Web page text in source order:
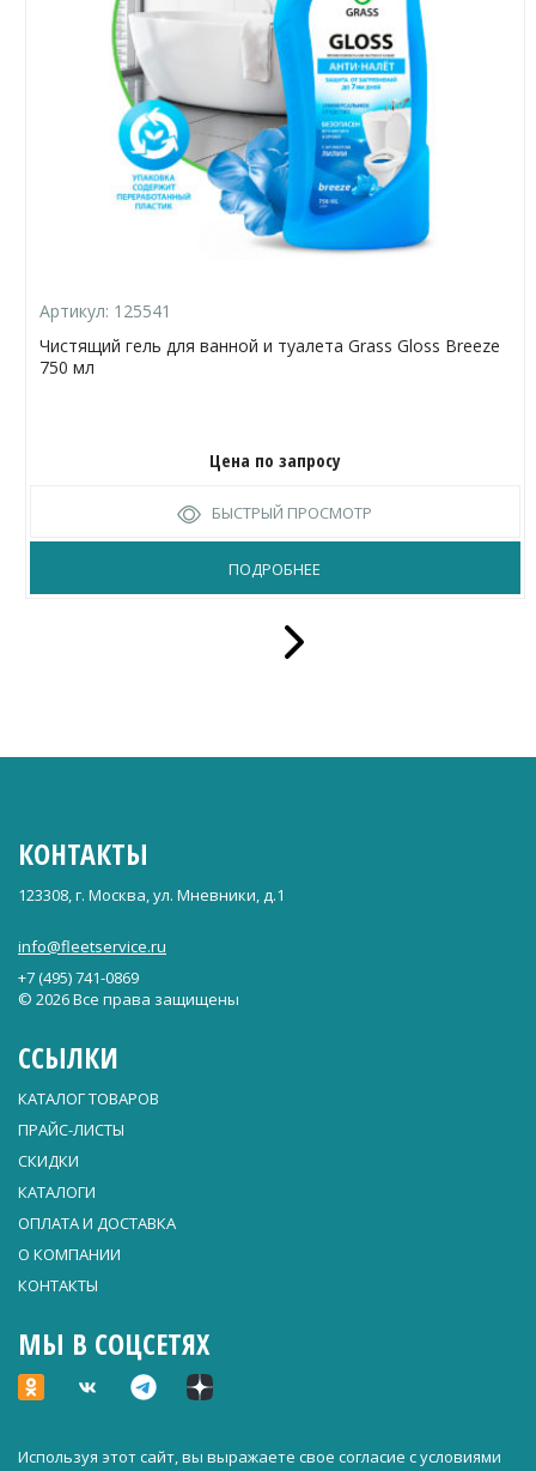
Артикул: 125541
Чистящий гель для ванной и туалета Grass Gloss Breeze
750 мл
Цена по запросу
БЫСТРЫЙ ПРОСМОТР
ПОДРОБНЕЕ
КОНТАКТЫ
123308, г. Москва, ул. Мневники, д.1
info@fleetservice.ru
+7 (495) 741-0869
© 2026 Все права защищены
ССЫЛКИ
КАТАЛОГ ТОВАРОВ
ПРАЙС-ЛИСТЫ
СКИДКИ
КАТАЛОГИ
ОПЛАТА И ДОСТАВКА
О КОМПАНИИ
КОНТАКТЫ
МЫ В СОЦСЕТЯХ
Используя этот сайт, вы выражаете свое согласие с условиями